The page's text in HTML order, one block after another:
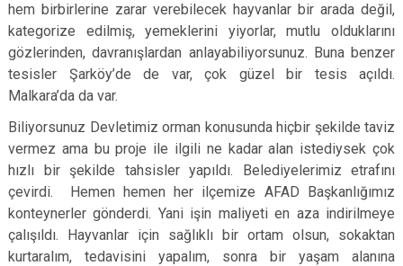
hem birbirlerine zarar verebilecek hayvanlar bir arada değil,
kategorize edilmiş, yemeklerini yiyorlar, mutlu olduklarını
gözlerinden, davranışlardan anlayabiliyorsunuz. Buna benzer
tesisler Şarköy’de de var, çok güzel bir tesis açıldı.
Malkara’da da var.
Biliyorsunuz Devletimiz orman konusunda hiçbir şekilde taviz
vermez ama bu proje ile ilgili ne kadar alan istediysek çok
hızlı bir şekilde tahsisler yapıldı. Belediyelerimiz etrafını
çevirdi. Hemen hemen her ilçemize AFAD Başkanlığımız
konteynerler gönderdi. Yani işin maliyeti en aza indirilmeye
çalışıldı. Hayvanlar için sağlıklı bir ortam olsun, sokaktan
kurtaralım, tedavisini yapalım, sonra bir yaşam alanına